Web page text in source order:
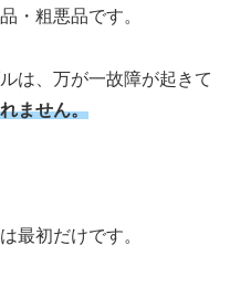
・粗悪品です。
は、万が一故障が起きて
ません。
最初だけです。